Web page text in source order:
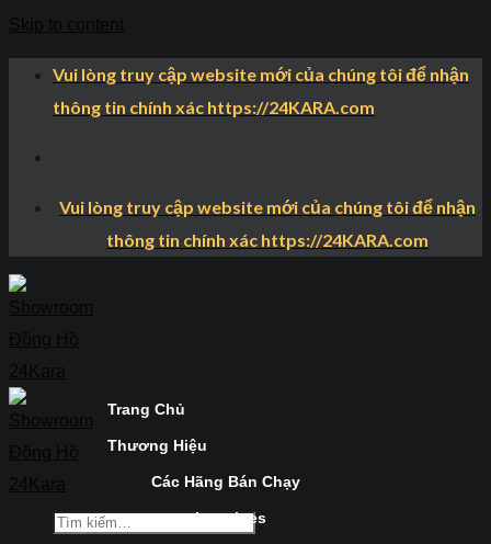
Vui lòng truy cập website mới của chúng tôi để nhận
thông tin chính xác https://24KARA.com
Vui lòng truy cập website mới của chúng tôi để nhận
thông tin chính xác https://24KARA.com
Trang Chủ
Thương Hiệu
Các Hãng Bán Chạy
Longines